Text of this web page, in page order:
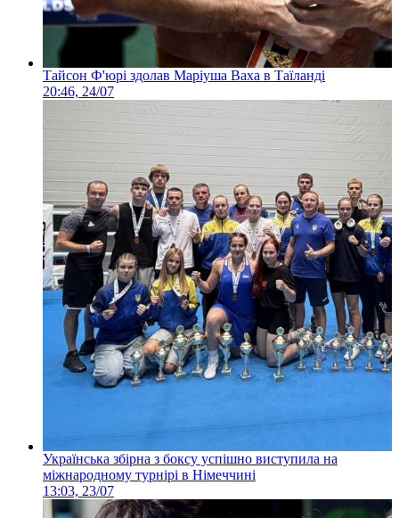
Тайсон Ф'юрі здолав Маріуша Ваха в Таїланді
20:46, 24/07
Українська збірна з боксу успішно виступила на
міжнародному турнірі в Німеччині
13:03, 23/07